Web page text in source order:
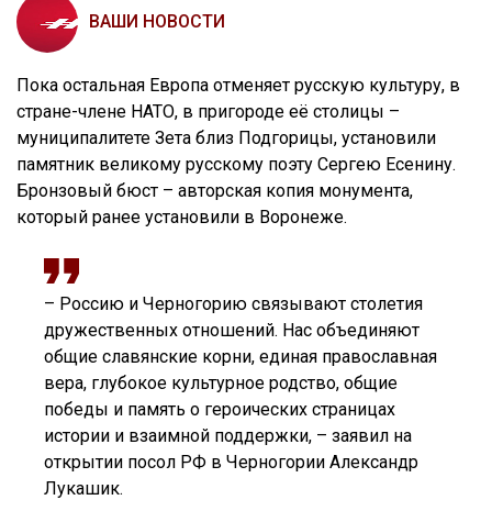
ВАШИ НОВОСТИ
Пока остальная Европа отменяет русскую культуру, в
стране-члене НАТО, в пригороде её столицы –
муниципалитете Зета близ Подгорицы, установили
памятник великому русскому поэту Сергею Есенину.
Бронзовый бюст – авторская копия монумента,
который ранее установили в Воронеже.
– Россию и Черногорию связывают столетия
дружественных отношений. Нас объединяют
общие славянские корни, единая православная
вера, глубокое культурное родство, общие
победы и память о героических страницах
истории и взаимной поддержки, – заявил на
открытии посол РФ в Черногории Александр
Лукашик.